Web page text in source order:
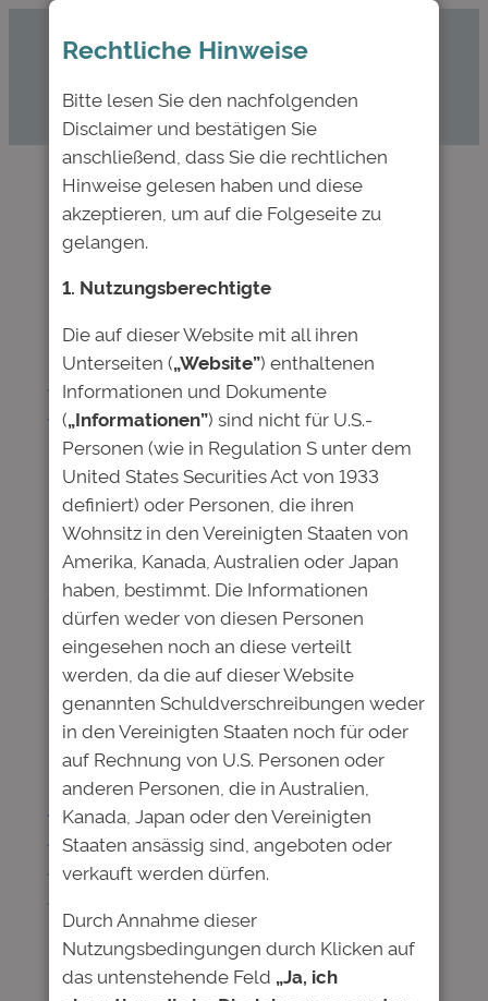
Schlagwort:Anleihe
„Rendite mit gutem Gewissen“:
Deutsche Bildung im Interview
mit dem Bond Magazine
Juli 6, 2017 —vonDeutsche Bildung
inNews
Sie ist da: Die dritte Studienfonds-Anleihe der
Deutschen Bildung, mit der institutionelle und private
Anleger in talentierte Nachwuchsakademiker
investieren können, um später an deren beruflichen
Erfolgen beteiligt zu werden. Die Zeichungsperiode
hat am 28. Juni begonnen. Der 4-Prozent-Kupon wird
vom Bond Magazine als „Rendite mit gutem Gewissen“
bezeichnet, denn es handelt sich um ein nachhaltiges…
Deutsche Bildung Studienfonds
II GmbH & Co. KG begibt Anleihe
mit einem Gesamtvolumen von
10.000.000,00 Euro.
Juni 26, 2017—vonDeutsche Bildung
Rechtliche Hinweise
Bitte lesen Sie den nachfolgenden
Disclaimer und bestätigen Sie
anschließend, dass Sie die rechtlichen
Hinweise gelesen haben und diese
akzeptieren, um auf die Folgeseite zu
gelangen.
1. Nutzungsberechtigte
Die auf dieser Website mit all ihren
Unterseiten („Website”) enthaltenen
Informationen und Dokumente
(„Informationen”) sind nicht für U.S.-
Personen (wie in Regulation S unter dem
United States Securities Act von 1933
definiert) oder Personen, die ihren
Wohnsitz in den Vereinigten Staaten von
Amerika, Kanada, Australien oder Japan
haben, bestimmt. Die Informationen
dürfen weder von diesen Personen
eingesehen noch an diese verteilt
werden, da die auf dieser Website
genannten Schuldverschreibungen weder
in den Vereinigten Staaten noch für oder
auf Rechnung von U.S. Personen oder
anderen Personen, die in Australien,
Kanada, Japan oder den Vereinigten
Staaten ansässig sind, angeboten oder
verkauft werden dürfen.
Durch Annahme dieser
Nutzungsbedingungen durch Klicken auf
das untenstehende Feld „Ja, ich